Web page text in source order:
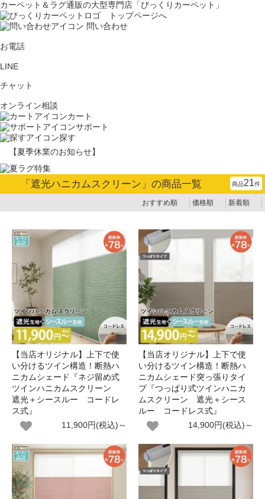
カーペット＆ラグ通販の大型専門店「びっくりカーペット」
問い合わせ
お電話
LINE
チャット
オンライン相談
カート
サポート
探す
【夏季休業のお知らせ】
「 遮光ハニカムスクリーン 」の商品一覧 商品21件
おすすめ順 価格順 新着順
【当店オリジナル】上下で使
い分けるツイン構造！断熱ハ
ニカムシェード『ネジ留め式
ツインハニカムスクリーン
遮光＋シースルー コードレ
ス式』
11,900円(税込)～
【当店オリジナル】上下で使
い分けるツイン構造！断熱ハ
ニカムシェード突っ張りタイ
プ『つっぱり式ツインハニカ
ムスクリーン 遮光＋シース
ルー コードレス式』
14,900円(税込)～